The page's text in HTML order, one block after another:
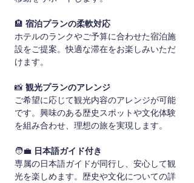
🏨 宿泊プランの柔軟対応
ホテルのランクやご予算に合わせた宿泊施
設をご提案。快適な滞在をお楽しみいただ
けます。
📸 観光プランのアレンジ
ご希望に応じて観光内容のアレンジが可能
です。興味のある歴史スポットや文化体験
を組み合わせ、理想の旅を実現します。
🧑‍💼 日本語ガイド付き
専属の日本語ガイドが同行し、安心して観
光を楽しめます。歴史や文化についての詳